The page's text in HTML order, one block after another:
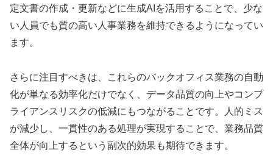
定文書の作成・更新などに生成AIを活用することで、少な
い人員でも質の高い人事業務を維持できるようになってい
ます。
さらに注目すべきは、これらのバックオフィス業務の自動
化が単なる効率化だけでなく、データ品質の向上やコンプ
ライアンスリスクの低減にもつながることです。人的ミス
が減少し、一貫性のある処理が実現することで、業務品質
全体が向上するという副次的効果も期待できます。